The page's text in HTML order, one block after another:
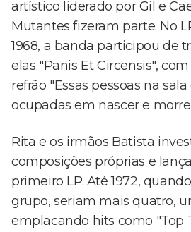
artístico liderado por Gil e
Mutantes fizeram parte. No
1968, a banda participou de
elas "Panis Et Circensis",
refrão "Essas pessoas na
ocupadas em nascer e
Rita e os irmãos Batista
composições próprias e
primeiro LP. Até 1972,
grupo, seriam mais quatro,
emplacando hits como "Top